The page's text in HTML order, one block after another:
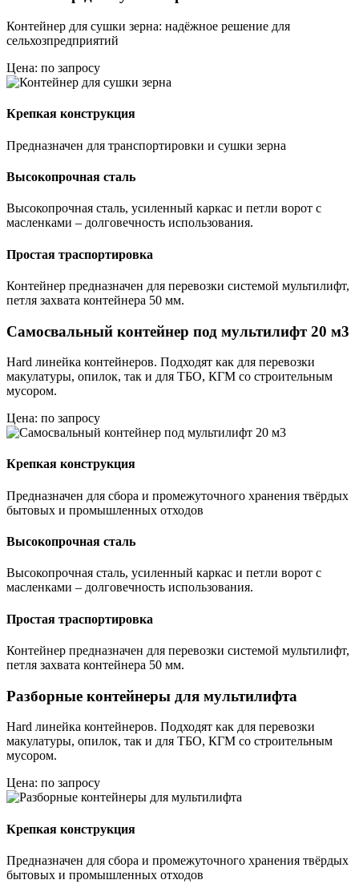
Контейнер для сушки зерна: надёжное решение для
сельхозпредприятий
Цена: по запросу
Крепкая конструкция
Предназначен для транспортировки и сушки зерна
Высокопрочная сталь
Высокопрочная сталь, усиленный каркас и петли ворот с
масленками – долговечность использования.
Простая траспортировка
Контейнер предназначен для перевозки системой мультилифт,
петля захвата контейнера 50 мм.
Самосвальный контейнер под мультилифт 20 м3
Hard линейка контейнеров. Подходят как для перевозки
макулатуры, опилок, так и для ТБО, КГМ со строительным
мусором.
Цена: по запросу
Крепкая конструкция
Предназначен для сбора и промежуточного хранения твёрдых
бытовых и промышленных отходов
Высокопрочная сталь
Высокопрочная сталь, усиленный каркас и петли ворот с
масленками – долговечность использования.
Простая траспортировка
Контейнер предназначен для перевозки системой мультилифт,
петля захвата контейнера 50 мм.
Разборные контейнеры для мультилифта
Hard линейка контейнеров. Подходят как для перевозки
макулатуры, опилок, так и для ТБО, КГМ со строительным
мусором.
Цена: по запросу
Крепкая конструкция
Предназначен для сбора и промежуточного хранения твёрдых
бытовых и промышленных отходов